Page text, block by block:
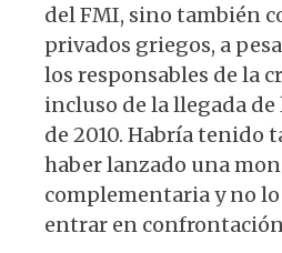
del FMI, sino también
privados griegos, a
los responsables de la
incluso de la llegada
de 2010. Habría tenido
haber lanzado una
complementaria y no
entrar en confrontación